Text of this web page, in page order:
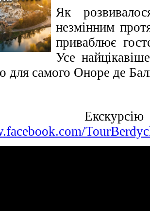
Як
незмінним
приваблює
Усе
для самого Оноре де